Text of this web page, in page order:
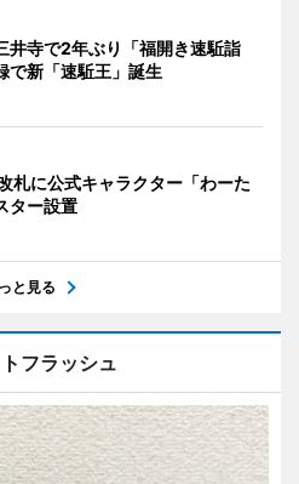
井寺で2年ぶり「福開き速駈詣
新「速駈王」誕生
札に公式キャラクター「わーた
ター設置
と見る
フラッシュ